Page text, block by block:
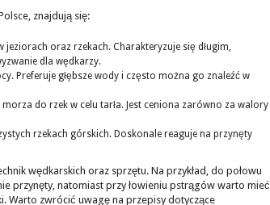
znajdują się:
oraz rzekach. Charakteryzuje się długim,
dla wędkarzy.
Preferuje głębsze wody i często można go znaleźć w
do rzek w celu tarła. Jest ceniona zarówno za walory
rzekach górskich. Doskonale reaguje na przynęty
wędkarskich oraz sprzętu. Na przykład, do połowu
przynęty, natomiast przy łowieniu pstrągów warto mieć
Warto zwrócić uwagę na przepisy dotyczące